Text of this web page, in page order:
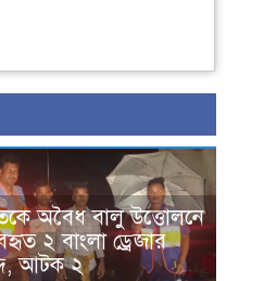
অবৈধ বালু উত্তোলনে
২ বাংলা ড্রেজার
আটক ২